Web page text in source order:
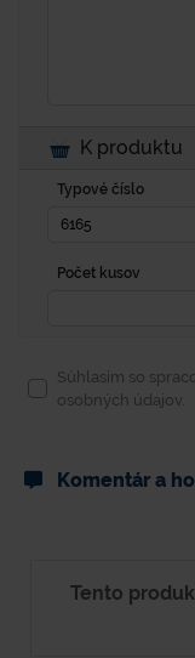
K produktu
Typové číslo
Počet kusov
Súhlasím so
osobných údajov.
Komentár a
Tento